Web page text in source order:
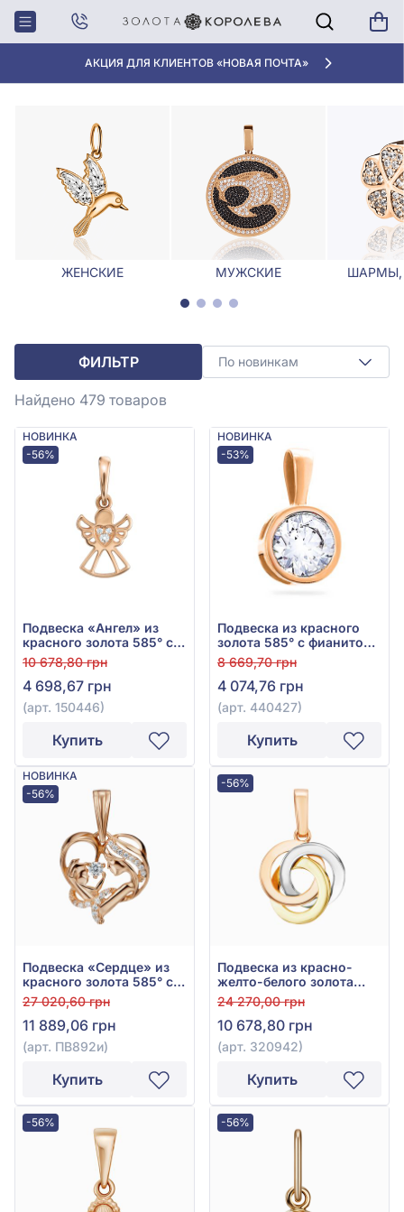
АКЦИЯ ДЛЯ КЛИЕНТОВ «НОВАЯ ПОЧТА»
Главная Кулоны, Подвески Женские подвески и кулоны
ЖЕНСКИЕ ПОДВЕСКИ И КУЛОНЫ
ЖЕНСКИЕ МУЖСКИЕ ШАРМЫ,
ФИЛЬТР По новинкам
Найдено 479 товаров
НОВИНКА
-56%
Подвеска «Ангел» из
красного золота 585° с
фианитом, арт. 150446
10 678,80 грн
4 698,67 грн
(арт. 150446)
Купить
НОВИНКА
-53%
Подвеска из красного
золота 585° с фианитом
(куб. цирконий), арт.
440427
8 669,70 грн
4 074,76 грн
(арт. 440427)
Купить
НОВИНКА
-56%
Подвеска «Сердце» из
красного золота 585° с
фианитом, арт. ПВ892и
27 020,60 грн
11 889,06 грн
(арт. ПВ892и)
Купить
-56%
Подвеска из красно-
желто-белого золота
585° без вставки, арт.
320942
24 270,00 грн
10 678,80 грн
(арт. 320942)
Купить
-56% -56%